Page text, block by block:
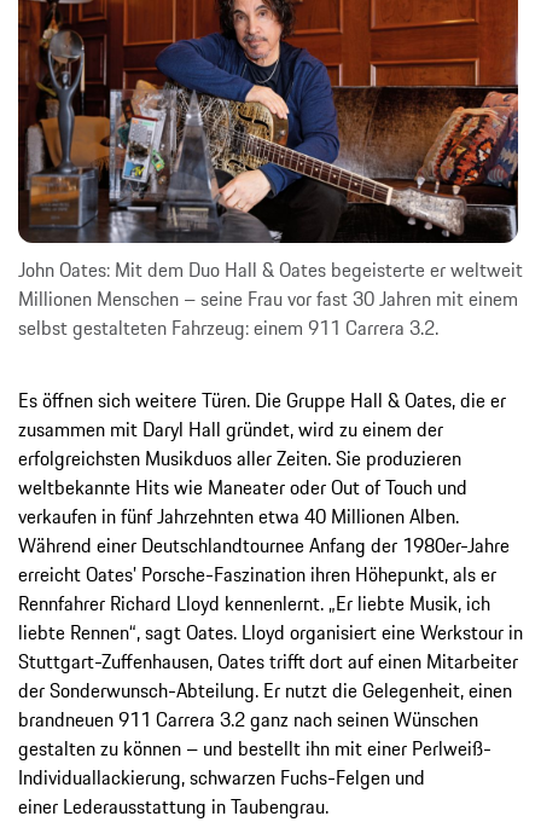
John Oates: Mit dem Duo Hall & Oates begeisterte er weltweit
Millionen Menschen – seine Frau vor fast 30 Jahren mit einem
selbst gestalteten Fahrzeug: einem 911 Carrera 3.2.
Es öffnen sich weitere Türen. Die Gruppe Hall & Oates, die er
zusammen mit Daryl Hall gründet, wird zu einem der
erfolgreichsten Musikduos aller Zeiten. Sie produzieren
weltbekannte Hits wie Maneater oder Out of Touch und
verkaufen in fünf Jahrzehnten etwa 40 Millionen Alben.
Während einer Deutschlandtournee Anfang der 1980er-Jahre
erreicht Oates’ Porsche-Faszination ihren Höhepunkt, als er
Rennfahrer Richard Lloyd kennenlernt. „Er liebte Musik, ich
liebte Rennen“, sagt Oates. Lloyd organisiert eine Werkstour in
Stuttgart-Zuffenhausen, Oates trifft dort auf einen Mitarbeiter
der Sonderwunsch-Abteilung. Er nutzt die Gelegenheit, einen
brandneuen 911 Carrera 3.2 ganz nach seinen Wünschen
gestalten zu können – und bestellt ihn mit einer Perlweiß-
Individuallackierung, schwarzen Fuchs-Felgen und
einer Lederausstattung in Taubengrau.